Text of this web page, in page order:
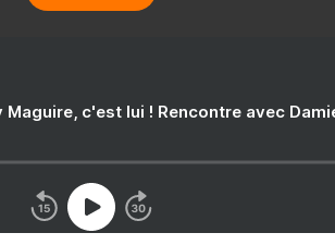
c'est lui ! Rencontre avec